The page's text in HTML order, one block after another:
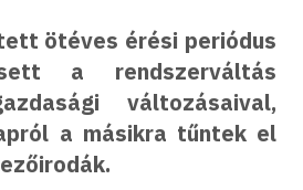
ötéves érési periódus
a rendszerváltás
változásaival,
a másikra tűntek el